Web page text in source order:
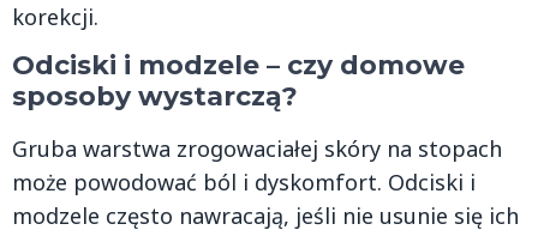
korekcji.
Odciski i modzele – czy domowe
sposoby wystarczą?
Gruba warstwa zrogowaciałej skóry na stopach
może powodować ból i dyskomfort. Odciski i
modzele często nawracają, jeśli nie usunie się ich